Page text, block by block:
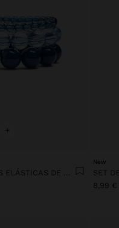
+
SET DE PULSEIRAS ELÁSTICAS DE RESINA DEGRADÉ
New
8,99 €